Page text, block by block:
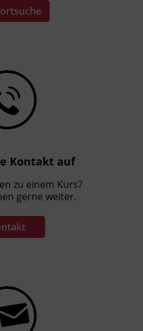
Kontakt auf
zu einem Kurs?
gerne weiter.